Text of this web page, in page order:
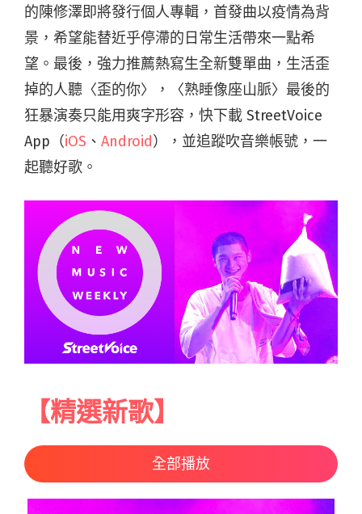
的陳修澤即將發行個人專輯，首發曲以疫情為背
景，希望能替近乎停滯的日常生活帶來一點希
望。最後，強力推薦熱寫生全新雙單曲，生活歪
掉的人聽〈歪的你〉，〈熟睡像座山脈〉最後的
狂暴演奏只能用爽字形容，快下載 StreetVoice
App（iOS 、 Android），並追蹤吹音樂帳號，一
起聽好歌。
【精選新歌】
全部播放